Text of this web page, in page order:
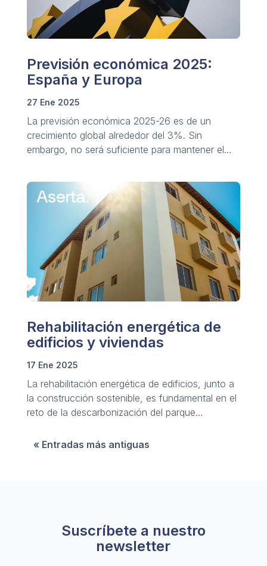
Previsión económica 2025:
España y Europa
27 Ene 2025
La previsión económica 2025-26 es de un
crecimiento global alrededor del 3%. Sin
embargo, no será suficiente para mantener el
Rehabilitación energética de
edificios y viviendas
17 Ene 2025
La rehabilitación energética de edificios, junto a
la construcción sostenible, es fundamental en el
reto de la descarbonización del parque
« Entradas más antiguas
Suscríbete a nuestro
newsletter